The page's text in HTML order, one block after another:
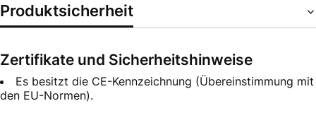
Produktsicherheit
Zertifikate und Sicherheitshinweise
Es besitzt die CE-Kennzeichnung (Übereinstimmung mit
den EU-Normen).